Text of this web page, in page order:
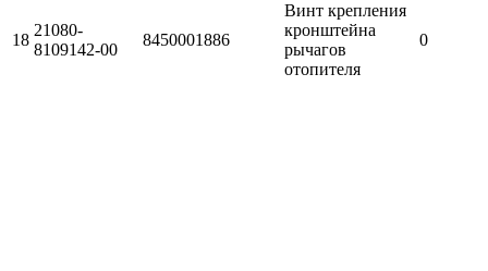
18
21080-
8109142-00
8450001886
Винт крепления
кронштейна
рычагов
отопителя
0